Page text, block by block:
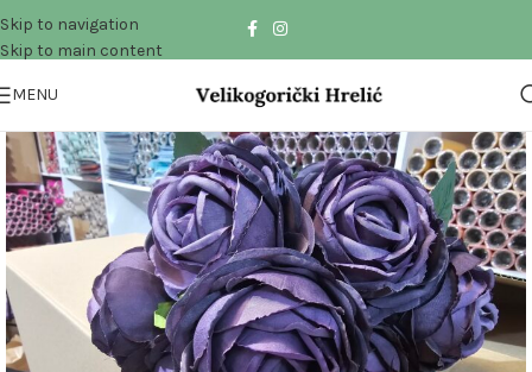
Skip to navigation
Skip to main content
MENU